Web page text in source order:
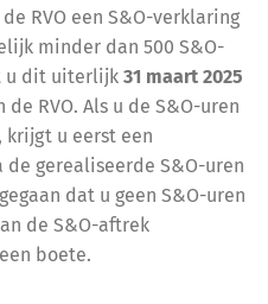
RVO een S&O-verklaring
minder dan 500 S&O-
u dit uiterlijk31 maart 2025
de RVO. Als u de S&O-uren
u eerst een
de gerealiseerde S&O-uren
dat u geen S&O-uren
de S&O-aftrek
boete.